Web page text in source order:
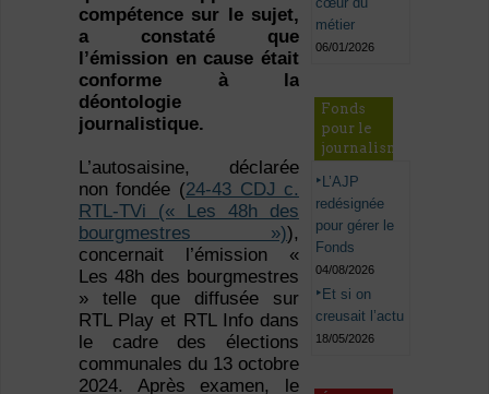
compétence sur le sujet,
a constaté que
l’émission en cause était
conforme à la
déontologie
journalistique.
L’autosaisine, déclarée
non fondée (24-43 CDJ c.
RTL-TVi (« Les 48h des
bourgmestres »)),
concernait l’émission «
Les 48h des bourgmestres
» telle que diffusée sur
RTL Play et RTL Info dans
le cadre des élections
communales du 13 octobre
2024. Après examen, le
métier
06/01/2026
Fonds
pour le
journalisme
L’AJP
redésignée
pour gérer le
Fonds
04/08/2026
Et si on
creusait l’actu
18/05/2026